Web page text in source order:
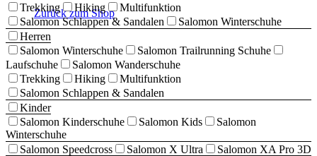
Zurück zum Shop
Trekking
Hiking
Multifunktion
Salomon Schlappen & Sandalen
Salomon Winterschuhe
Herren
Salomon Winterschuhe
Salomon Trailrunning Schuhe
Laufschuhe
Salomon Wanderschuhe
Trekking
Hiking
Multifunktion
Salomon Schlappen & Sandalen
Kinder
Salomon Kinderschuhe
Salomon Kids
Salomon
Winterschuhe
Salomon Speedcross
Salomon X Ultra
Salomon XA Pro 3D